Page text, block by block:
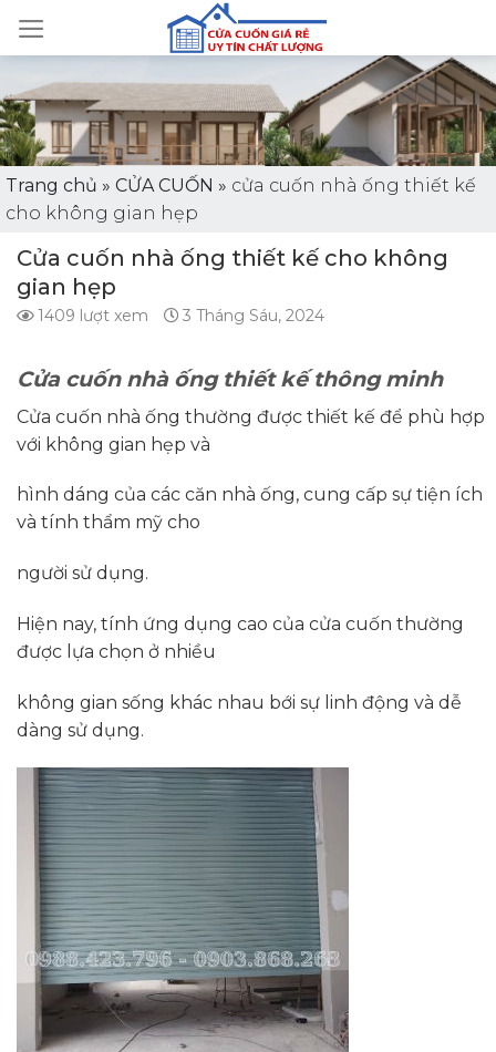
Trang chủ » CỬA CUỐN » cửa cuốn nhà ống thiết kế
cho không gian hẹp
Cửa cuốn nhà ống thiết kế cho không
gian hẹp
1409 lượt xem 3 Tháng Sáu, 2024
Cửa cuốn nhà ống thiết kế thông minh
Cửa cuốn nhà ống thường được thiết kế để phù hợp
với không gian hẹp và
hình dáng của các căn nhà ống, cung cấp sự tiện ích
và tính thẩm mỹ cho
người sử dụng.
Hiện nay, tính ứng dụng cao của cửa cuốn thường
được lựa chọn ở nhiều
không gian sống khác nhau bới sự linh động và dễ
dàng sử dụng.